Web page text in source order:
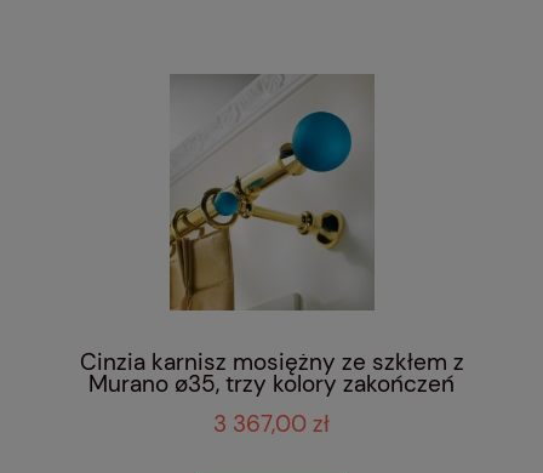
Cinzia karnisz mosiężny ze szkłem z
Murano ø35, trzy kolory zakończeń
3 367,00 zł